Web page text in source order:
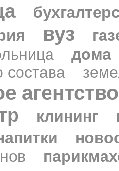
вуз
дома
состава
агентство
клининг